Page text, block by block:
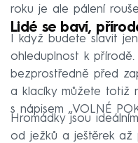
roku je ale pálení
Lidé se baví,
I když budete slavit
ohleduplnost k
bezprostředně před
a klacíky můžete totiž
s nápisem „VOLNÉ
Hromádky jsou
od ježků a ještěrek až